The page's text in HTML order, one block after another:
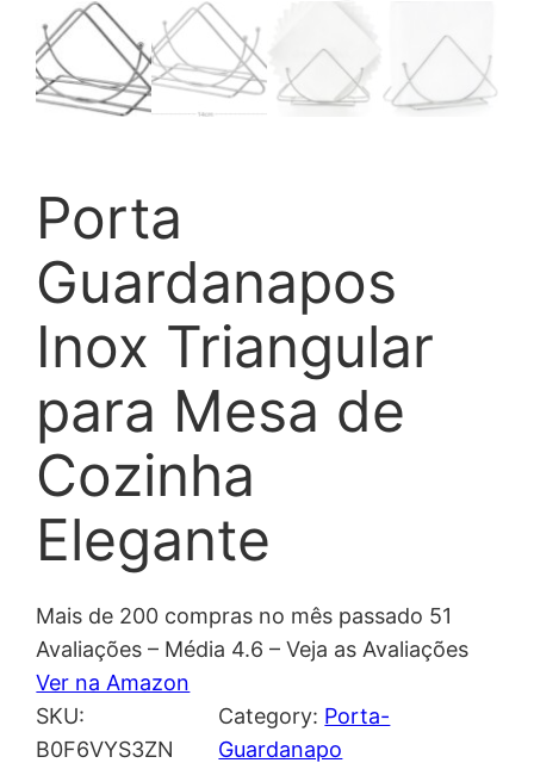
Porta
Guardanapos
Inox Triangular
para Mesa de
Cozinha
Elegante
Mais de 200 compras no mês passado 51
Avaliações – Média 4.6 – Veja as Avaliações
Ver na Amazon
SKU:
B0F6VYS3ZN
Category: Porta-
Guardanapo